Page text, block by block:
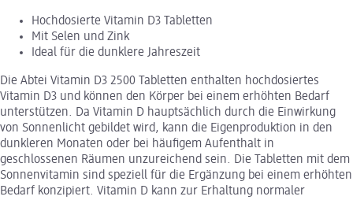
Hochdosierte Vitamin D3 Tabletten
Mit Selen und Zink
Ideal für die dunklere Jahreszeit
Die Abtei Vitamin D3 2500 Tabletten enthalten hochdosiertes
Vitamin D3 und können den Körper bei einem erhöhten Bedarf
unterstützen. Da Vitamin D hauptsächlich durch die Einwirkung
von Sonnenlicht gebildet wird, kann die Eigenproduktion in den
dunkleren Monaten oder bei häufigem Aufenthalt in
geschlossenen Räumen unzureichend sein. Die Tabletten mit dem
Sonnenvitamin sind speziell für die Ergänzung bei einem erhöhten
Bedarf konzipiert. Vitamin D kann zur Erhaltung normaler